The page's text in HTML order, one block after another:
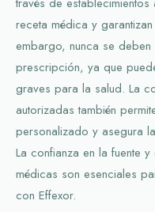
receta médica y
embargo, nunca se
prescripción, ya que
graves para la salud. La
autorizadas también
personalizado y asegura
La confianza en la fuente
médicas son esenciales
con Effexor.